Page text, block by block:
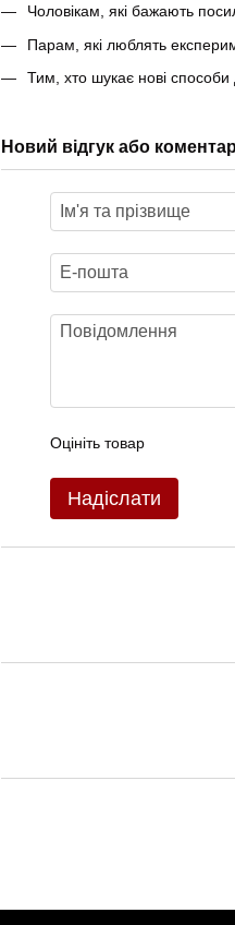
Чоловікам, які бажають
Парам, які люблять
Тим, хто шукає нові способи
Новий відгук або коментар
Оцініть товар
Надіслати